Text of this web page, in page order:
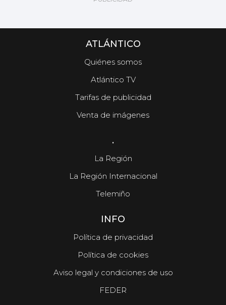
ATLÁNTICO
Quiénes somos
Atlántico TV
Tarifas de publicidad
Venta de imágenes
.
La Región
La Región Internacional
Telemiño
INFO
Política de privacidad
Política de cookies
Aviso legal y condiciones de uso
FEDER